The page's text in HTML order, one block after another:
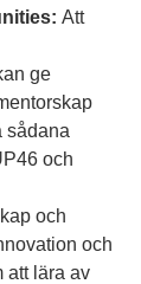
Att
ge
sådana
och
och
och
att lära av